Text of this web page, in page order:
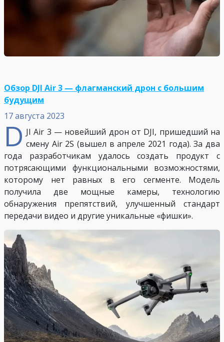
17 августа 2023
Обзор DJI Air 3 — флагманский дрон с большим
будущим
D JI Air 3 — новейший дрон от DJI, пришедший на
смену Air 2S (вышел в апреле 2021 года). За два
года разработчикам удалось создать продукт с
потрясающими функциональными возможностями,
которому нет равных в его сегменте. Модель
получила две мощные камеры, технологию
обнаружения препятствий, улучшенный стандарт
передачи видео и другие уникальные «фишки».